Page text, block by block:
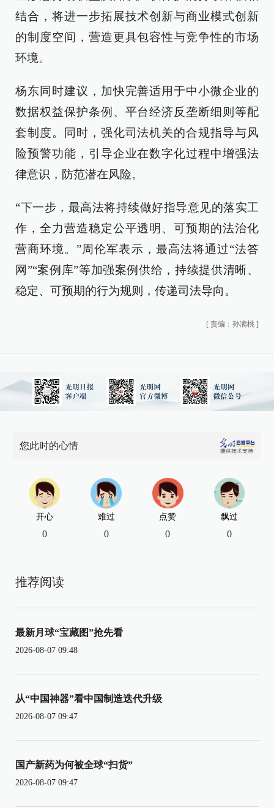
结合，将进一步拓展技术创新与商业模式创新
的制度空间，营造更具包容性与竞争性的市场
环境。
杨东同时建议，加快完善适用于中小微企业的
数据权益保护条例、平台经济反垄断细则等配
套制度。同时，强化司法机关的合规指导与风
险预警功能，引导企业在数字化过程中增强法
律意识，防范潜在风险。
“下一步，最高法将持续做好指导意见的落实工
作，全力营造稳定公平透明、可预期的法治化
营商环境。”周伦军表示，最高法将通过“法答
网”“案例库”等加强案例供给，持续提供清晰、
稳定、可预期的行为规则，传递司法导向。
[ 责编：孙满桃 ]
您此时的心情
开心
0
难过
0
点赞
0
飘过
0
推荐阅读
最新月球“宝藏图”抢先看
2026-08-07 09:48
从“中国神器”看中国制造迭代升级
2026-08-07 09:47
国产新药为何被全球“扫货”
2026-08-07 09:47